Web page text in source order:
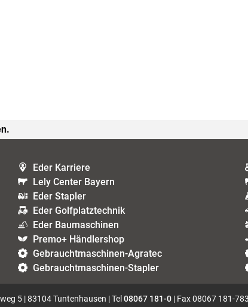
Eder Karriere
Lely Center Bayern
Eder Stapler
Eder Golfplatztechnik
Eder Baumaschinen
Premo+ Händlershop
Gebrauchtmaschinen-Agratec
Gebrauchtmaschinen-Stapler
5 | 83104 Tuntenhausen | Tel 08067 181-0| Fax 08067 181-